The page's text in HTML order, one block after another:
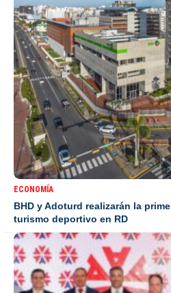
ECONOMÍA
BHD y Adoturd realizarán la
turismo deportivo en RD